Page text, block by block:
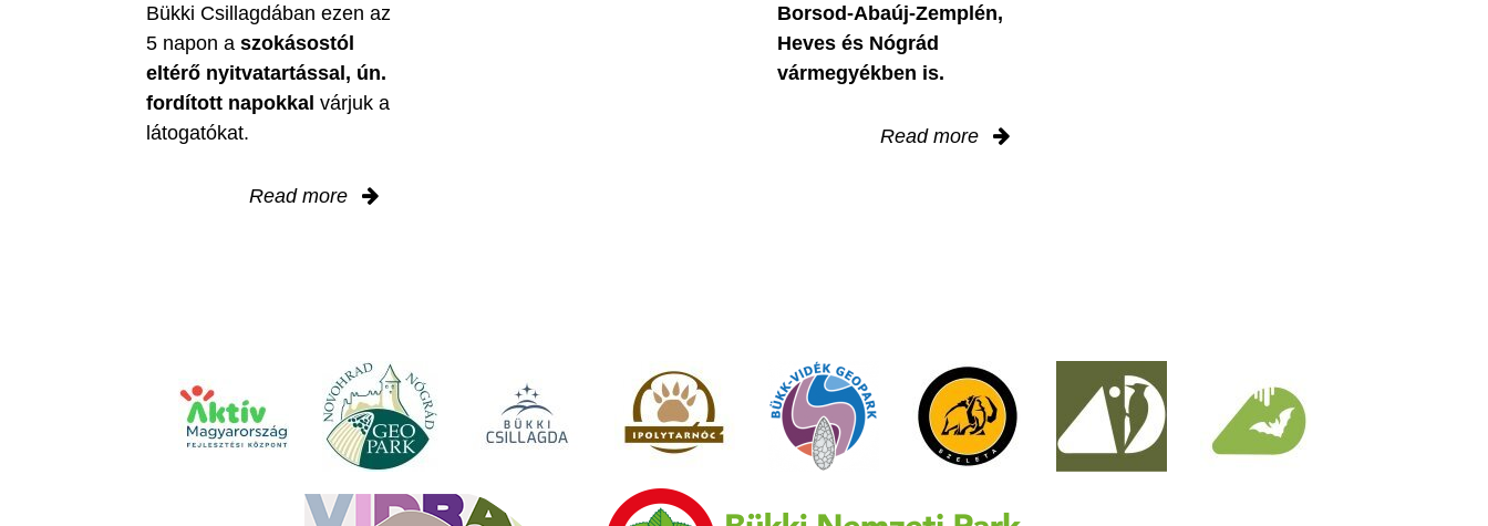
Bükki Csillagdában ezen az
5 napon a szokásostól
eltérő nyitvatartással, ún.
fordított napokkal várjuk a
látogatókat.
Read more
Borsod-Abaúj-Zemplén,
Heves és Nógrád
vármegyékben is.
Read more